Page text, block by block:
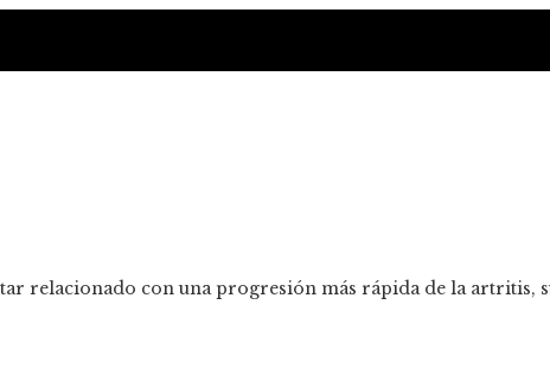
relacionado con una progresión más rápida de la artritis,